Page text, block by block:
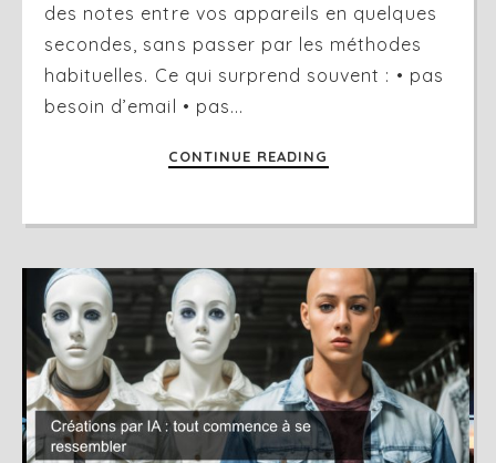
des notes entre vos appareils en quelques
secondes, sans passer par les méthodes
habituelles. Ce qui surprend souvent : • pas
besoin d’email • pas...
CONTINUE READING